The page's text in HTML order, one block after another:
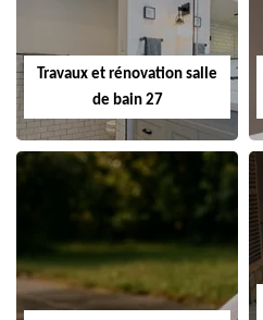
Travaux et rénovation salle
de bain 27